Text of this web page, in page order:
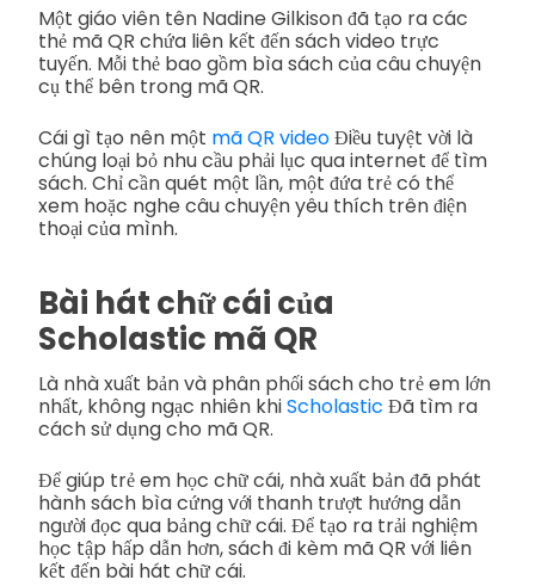
Một giáo viên tên Nadine Gilkison đã tạo ra các
thẻ mã QR chứa liên kết đến sách video trực
tuyến. Mỗi thẻ bao gồm bìa sách của câu chuyện
cụ thể bên trong mã QR.
Cái gì tạo nên một mã QR videoĐiều tuyệt vời là
chúng loại bỏ nhu cầu phải lục qua internet để tìm
sách. Chỉ cần quét một lần, một đứa trẻ có thể
xem hoặc nghe câu chuyện yêu thích trên điện
thoại của mình.
Bài hát chữ cái của
Scholastic mã QR
Là nhà xuất bản và phân phối sách cho trẻ em lớn
nhất, không ngạc nhiên khiScholastic Đã tìm ra
cách sử dụng cho mã QR.
Để giúp trẻ em học chữ cái, nhà xuất bản đã phát
hành sách bìa cứng với thanh trượt hướng dẫn
người đọc qua bảng chữ cái. Để tạo ra trải nghiệm
học tập hấp dẫn hơn, sách đi kèm mã QR với liên
kết đến bài hát chữ cái.